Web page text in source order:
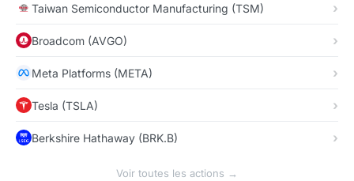
Taiwan Semiconductor Manufacturing (TSM)
Broadcom (AVGO)
Meta Platforms (META)
Tesla (TSLA)
Berkshire Hathaway (BRK.B)
Voir toutes les actions →